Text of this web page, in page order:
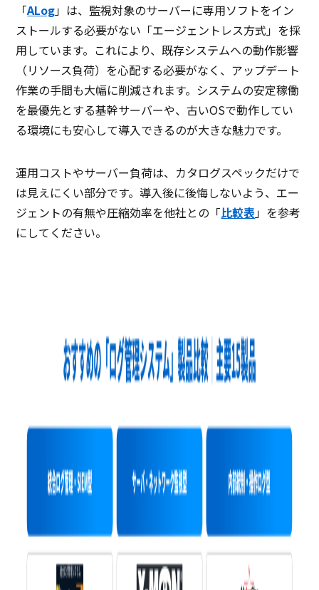
「ALog」は、監視対象のサーバーに専用ソフトをイン
ストールする必要がない「エージェントレス方式」を採
用しています。これにより、既存システムへの動作影響
（リソース負荷）を心配する必要がなく、アップデート
作業の手間も大幅に削減されます。システムの安定稼働
を最優先とする基幹サーバーや、古いOSで動作してい
る環境にも安心して導入できるのが大きな魅力です。
運用コストやサーバー負荷は、カタログスペックだけで
は見えにくい部分です。導入後に後悔しないよう、エー
ジェントの有無や圧縮効率を他社との「比較表」を参考
にしてください。